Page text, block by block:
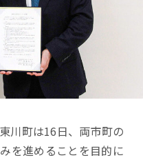
川町は16日、両市町の
を進めることを目的に